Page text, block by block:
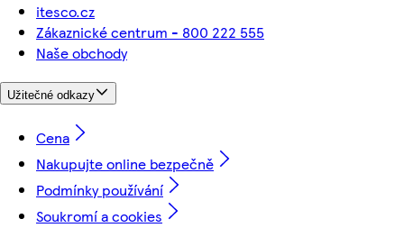
itesco.cz
Zákaznické centrum - 800 222 555
Naše obchody
Užitečné odkazy
Cena
Nakupujte online bezpečně
Podmínky používání
Soukromí a cookies